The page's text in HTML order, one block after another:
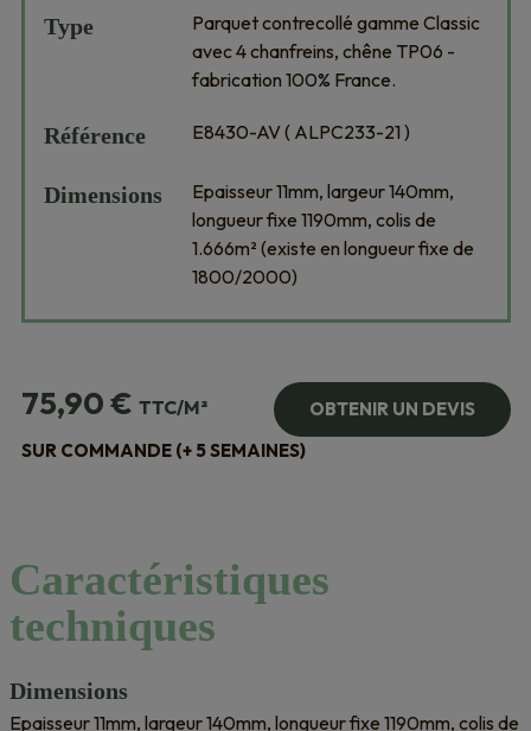
Type
Parquet contrecollé gamme Classic
avec 4 chanfreins, chêne TP06 -
fabrication 100% France.
Référence E8430-AV ( ALPC233-21 )
Dimensions
Epaisseur 11mm, largeur 140mm,
longueur fixe 1190mm, colis de
1.666m² (existe en longueur fixe de
1800/2000)
75,90€ TTC/M²
OBTENIR UN DEVIS
SUR COMMANDE (+ 5 SEMAINES)
Caractéristiques
techniques
Dimensions
Epaisseur 11mm, largeur 140mm, longueur fixe 1190mm, colis de